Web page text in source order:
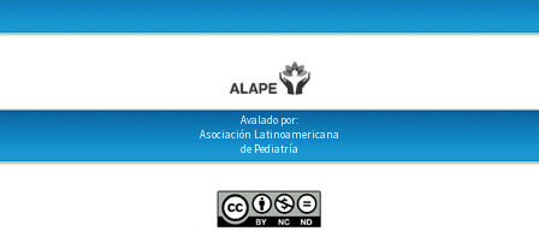
Avalado por:
Asociación Latinoamericana
de Pediatría